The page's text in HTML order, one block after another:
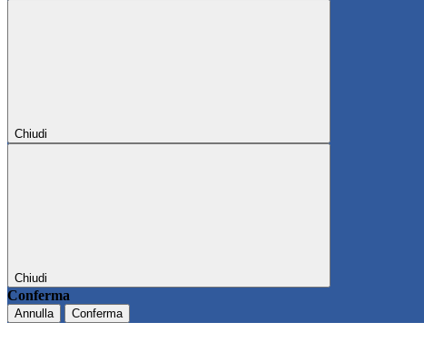
Chiudi
Chiudi
Conferma
Annulla Conferma